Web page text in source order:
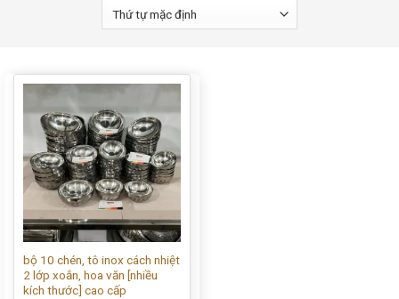
bộ 10 chén, tô inox cách nhiệt
2 lớp xoắn, hoa văn [nhiều
kích thước] cao cấp